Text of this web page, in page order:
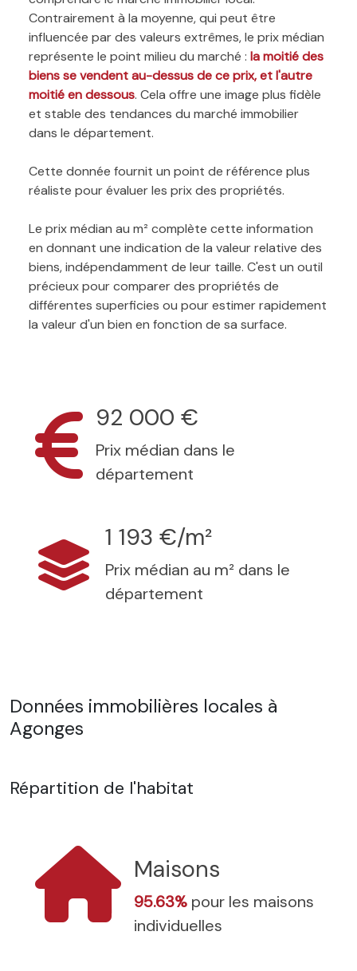
Contrairement à la moyenne, qui peut être
influencée par des valeurs extrêmes, le prix médian
représente le point milieu du marché : la moitié des
biens se vendent au-dessus de ce prix, et l'autre
moitié en dessous. Cela offre une image plus fidèle
et stable des tendances du marché immobilier
dans le département.
Cette donnée fournit un point de référence plus
réaliste pour évaluer les prix des propriétés.
Le prix médian au m² complète cette information
en donnant une indication de la valeur relative des
biens, indépendamment de leur taille. C'est un outil
précieux pour comparer des propriétés de
différentes superficies ou pour estimer rapidement
la valeur d'un bien en fonction de sa surface.
92 000 €
Prix médian dans le
département
1 193 €/m²
Prix médian au m² dans le
département
Données immobilières locales à
Agonges
Répartition de l'habitat
Maisons
95.63% pour les maisons
individuelles